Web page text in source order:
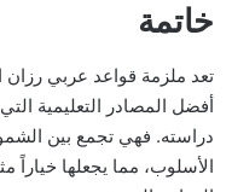
خاتمة
تعد ملزمة قواعد عربي
أفضل المصادر التعليمية
دراسته. فهي تجمع بين
الأسلوب، مما يجعلها خياراً